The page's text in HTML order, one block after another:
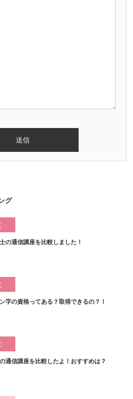
グ
の通信講座を比較しました！
字の資格ってある？取得できるの？！
の通信講座を比較したよ！おすすめは？